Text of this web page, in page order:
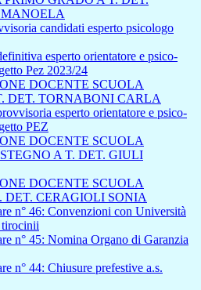
candidati esperto psicologo
esperto orientatore e psico-
Pez 2023/24
DOCENTE SCUOLA
DET. TORNABONI CARLA
esperto orientatore e psico-
PEZ
DOCENTE SCUOLA
A T. DET. GIULI
DOCENTE SCUOLA
DET. CERAGIOLI SONIA
n° 46: Convenzioni con Università
tirocinii
n° 45: Nomina Organo di Garanzia
n° 44: Chiusure prefestive a.s.